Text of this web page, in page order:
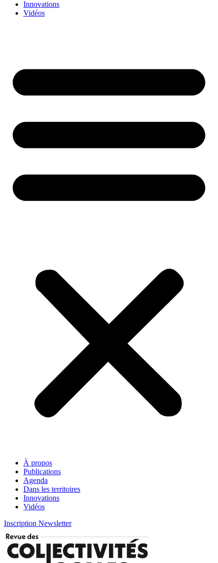
Innovations
Vidéos
À propos
Publications
Agenda
Dans les territoires
Innovations
Vidéos
Inscription Newsletter